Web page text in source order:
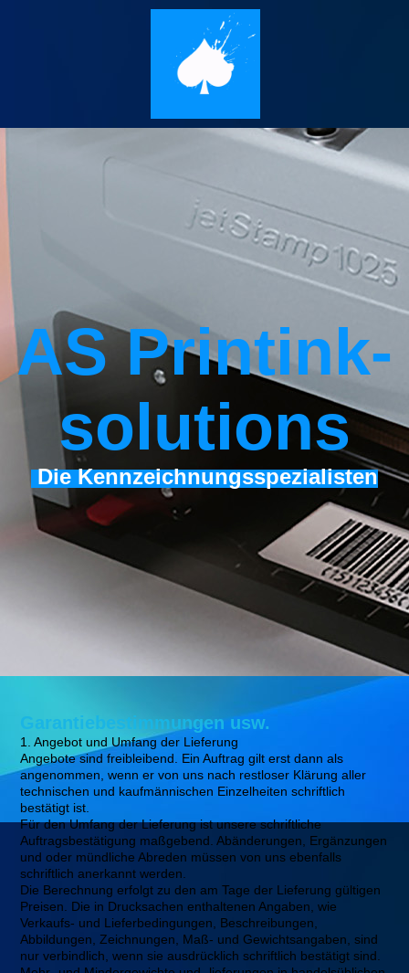
AS Printink­
solutions
Die Kennzeichnungsspezialisten
Garantiebestimmungen usw.
1. Angebot und Umfang der Lieferung
Angebote sind freibleibend. Ein Auftrag gilt erst dann als
angenommen, wenn er von uns nach restloser Klärung aller
technischen und kaufmännischen Einzelheiten schriftlich
bestätigt ist.
Für den Umfang der Lieferung ist unsere schriftliche
Auftragsbestätigung maßgebend. Abänderungen, Ergänzungen
und oder mündliche Abreden müssen von uns ebenfalls
schriftlich anerkannt werden.
Die Berechnung erfolgt zu den am Tage der Lieferung gültigen
Preisen. Die in Drucksachen enthaltenen Angaben, wie
Verkaufs- und Lieferbedingungen, Beschreibungen,
Abbildungen, Zeichnungen, Maß- und Gewichtsangaben, sind
nur verbindlich, wenn sie ausdrücklich schriftlich bestätigt sind.